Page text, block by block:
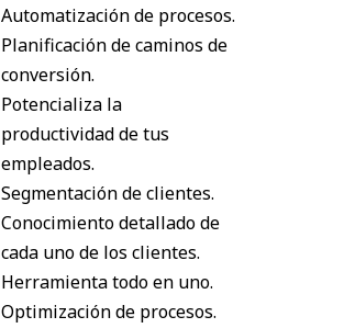
Automatización de procesos.
Planificación de caminos de
conversión.
Potencializa la
productividad de tus
empleados.
Segmentación de clientes.
Conocimiento detallado de
cada uno de los clientes.
Herramienta todo en uno.
Optimización de procesos.